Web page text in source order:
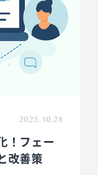
2025.10.28
！フェー
改善策